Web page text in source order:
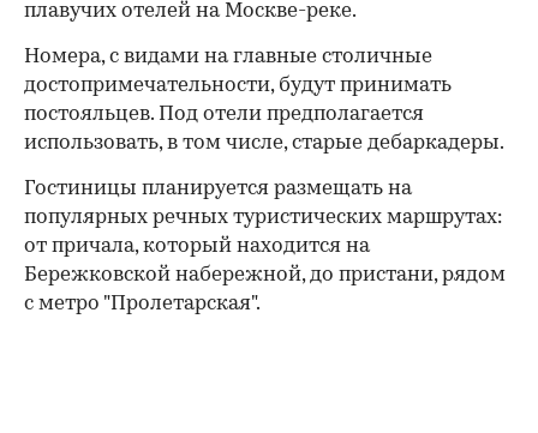
плавучих отелей на Москве-реке.
Номера, с видами на главные столичные
достопримечательности, будут принимать
постояльцев. Под отели предполагается
использовать, в том числе, старые дебаркадеры.
Гостиницы планируется размещать на
популярных речных туристических маршрутах:
от причала, который находится на
Бережковской набережной, до пристани, рядом
с метро "Пролетарская".